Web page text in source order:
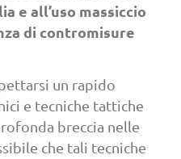
e all’uso massiccio
di contromisure
un rapido
e tecniche tattiche
breccia nelle
che tali tecniche